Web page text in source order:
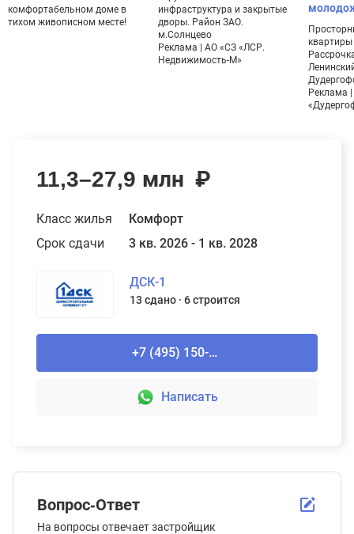
11,3–27,9 млн ₽
Класс жилья
Комфорт
Срок сдачи
3 кв. 2026 - 1 кв. 2028
ДСК-1
13 сдано 6 строится
+7 (495) 150-90-61
Написать
Вопрос-Ответ
На вопросы отвечает застройщик
комфортабельном доме в
тихом живописном месте!
инфраструктура и закрытые
дворы. Район ЗАО.
м.Солнцево
Реклама | АО «СЗ «ЛСР.
Недвижимость-М»
квартиры
Реклама